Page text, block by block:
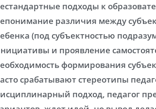
подходы к
различия между
(под субъектностью
и проявление
формирования
срабатывают стереотипы
подход, педагог